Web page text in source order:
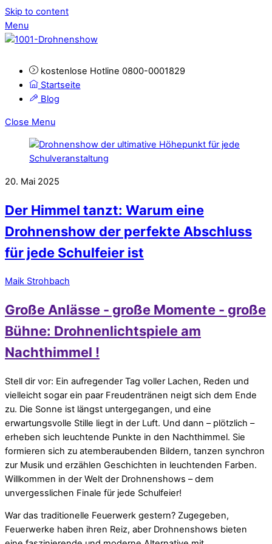
Skip to content
Menu
kostenlose Hotline 0800-0001829
Startseite
Blog
Close Menu
20. Mai 2025
Der Himmel tanzt: Warum eine
Drohnenshow der perfekte Abschluss
für jede Schulfeier ist
Maik Strohbach
Große Anlässe - große Momente - große
Bühne: Drohnenlichtspiele am
Nachthimmel !
Stell dir vor: Ein aufregender Tag voller Lachen, Reden und
vielleicht sogar ein paar Freudentränen neigt sich dem Ende
zu. Die Sonne ist längst untergegangen, und eine
erwartungsvolle Stille liegt in der Luft. Und dann – plötzlich –
erheben sich leuchtende Punkte in den Nachthimmel. Sie
formieren sich zu atemberaubenden Bildern, tanzen synchron
zur Musik und erzählen Geschichten in leuchtenden Farben.
Willkommen in der Welt der Drohnenshows – dem
unvergesslichen Finale für jede Schulfeier!
War das traditionelle Feuerwerk gestern? Zugegeben,
Feuerwerke haben ihren Reiz, aber Drohnenshows bieten